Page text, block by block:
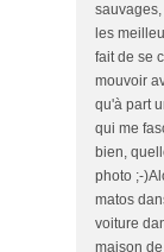
les
fait de se
mouvoir
qu'à part
qui me
bien,
photo ;-
matos
voiture
maison